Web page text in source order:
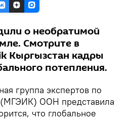
о необратимой
Смотрите в
Кыргызстан кадры
потепления.
группа экспертов по
ООН представила
что глобальное